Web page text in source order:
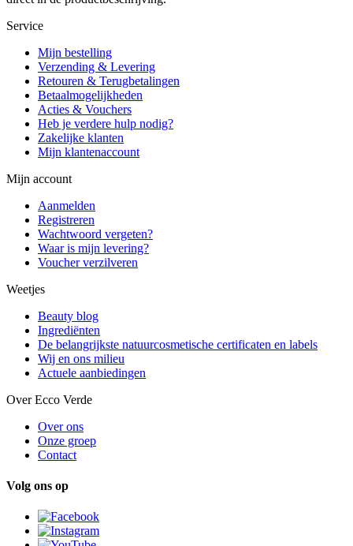
Service
Mijn bestelling
Verzending & Levering
Retouren & Terugbetalingen
Betaalmogelijkheden
Acties & Vouchers
Heb je verdere hulp nodig?
Zakelijke klanten
Mijn klantenaccount
Mijn account
Aanmelden
Registreren
Wachtwoord vergeten?
Waar is mijn levering?
Voucher verzilveren
Weetjes
Beauty blog
Ingrediënten
De belangrijkste natuurcosmetische certificaten en labels
Wij en ons milieu
Actuele aanbiedingen
Over Ecco Verde
Over ons
Onze groep
Contact
Volg ons op